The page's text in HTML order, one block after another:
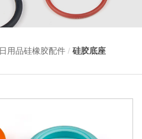
日用品硅橡胶配件 / 硅胶底座